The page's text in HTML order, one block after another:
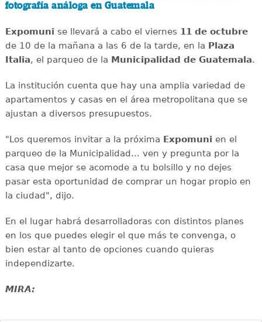
fotografía análoga en Guatemala
Expomuni se llevará a cabo el viernes 11 de octubre
de 10 de la mañana a las 6 de la tarde, en la Plaza
Italia, el parqueo de la Municipalidad de Guatemala.
La institución cuenta que hay una amplia variedad de
apartamentos y casas en el área metropolitana que se
ajustan a diversos presupuestos.
"Los queremos invitar a la próxima Expomuni en el
parqueo de la Municipalidad... ven y pregunta por la
casa que mejor se acomode a tu bolsillo y no dejes
pasar esta oportunidad de comprar un hogar propio en
la ciudad", dijo.
En el lugar habrá desarrolladoras con distintos planes
en los que puedes elegir el que más te convenga, o
bien estar al tanto de opciones cuando quieras
independizarte.
MIRA: